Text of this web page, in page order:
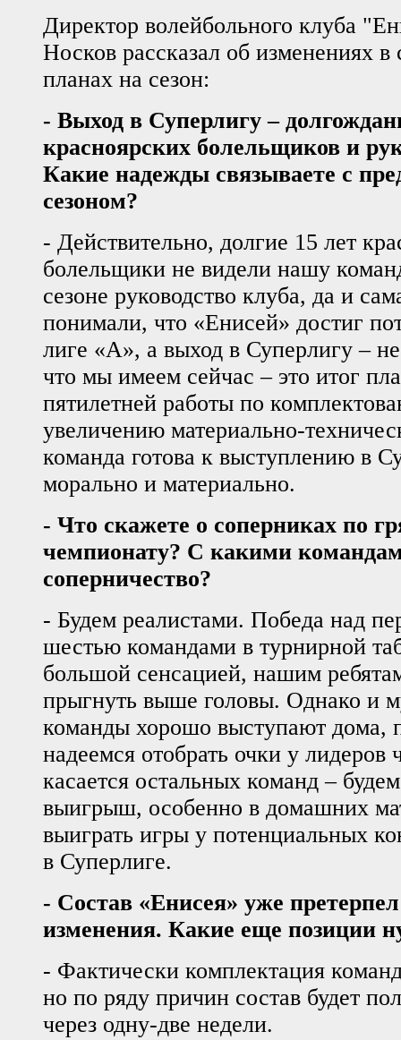
Директор волейбольного клуба
Носков рассказал об изменениях в
планах на сезон:
- Выход в Суперлигу –
красноярских болельщиков и
Какие надежды связываете с
сезоном?
- Действительно, долгие 15 лет
болельщики не видели нашу
сезоне руководство клуба, да и
понимали, что «Енисей» достиг
лиге «А», а выход в Суперлигу –
что мы имеем сейчас – это итог
пятилетней работы по
увеличению материально-
команда готова к выступлению в
морально и материально.
- Что скажете о соперниках по
чемпионату? С какими
соперничество?
- Будем реалистами. Победа над
шестью командами в турнирной
большой сенсацией, нашим
прыгнуть выше головы. Однако и
команды хорошо выступают дома,
надеемся отобрать очки у лидеров
касается остальных команд –
выигрыш, особенно в домашних
выиграть игры у потенциальных
в Суперлиге.
- Состав «Енисея» уже
изменения. Какие еще позиции
- Фактически комплектация
но по ряду причин состав будет
через одну-две недели.